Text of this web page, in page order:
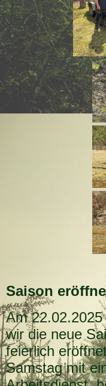
Saison
Am
wir die neue
feierlich
Samstag mit